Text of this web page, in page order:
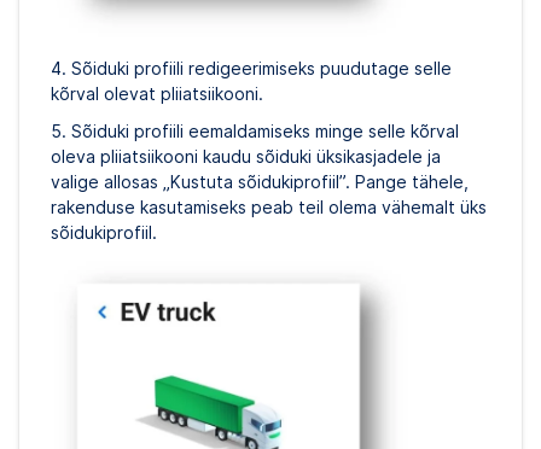
4. Sõiduki profiili redigeerimiseks puudutage selle
kõrval olevat pliiatsiikooni.
5. Sõiduki profiili eemaldamiseks minge selle kõrval
oleva pliiatsiikooni kaudu sõiduki üksikasjadele ja
valige allosas „Kustuta sõidukiprofiil”. Pange tähele,
rakenduse kasutamiseks peab teil olema vähemalt üks
sõidukiprofiil.